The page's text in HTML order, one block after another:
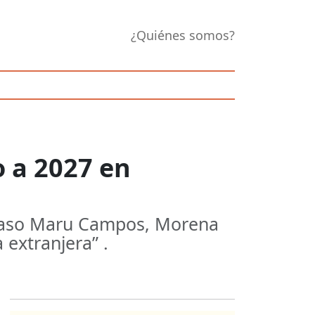
¿Quiénes somos?
2027 en
Maru Campos, Morena
.